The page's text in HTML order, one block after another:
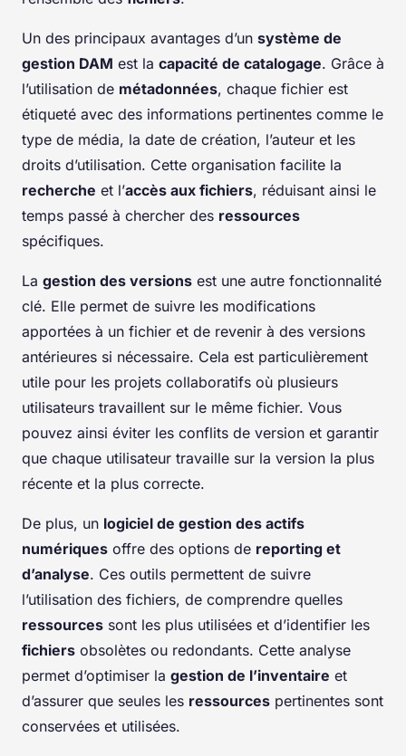
Un des principaux avantages d’un système de
gestion DAM est la capacité de catalogage. Grâce à
l’utilisation de métadonnées, chaque fichier est
étiqueté avec des informations pertinentes comme le
type de média, la date de création, l’auteur et les
droits d’utilisation. Cette organisation facilite la
recherche et l’accès aux fichiers, réduisant ainsi le
temps passé à chercher des ressources
spécifiques.
La gestion des versions est une autre fonctionnalité
clé. Elle permet de suivre les modifications
apportées à un fichier et de revenir à des versions
antérieures si nécessaire. Cela est particulièrement
utile pour les projets collaboratifs où plusieurs
utilisateurs travaillent sur le même fichier. Vous
pouvez ainsi éviter les conflits de version et garantir
que chaque utilisateur travaille sur la version la plus
récente et la plus correcte.
De plus, un logiciel de gestion des actifs
numériques offre des options de reporting et
d’analyse. Ces outils permettent de suivre
l’utilisation des fichiers, de comprendre quelles
ressources sont les plus utilisées et d’identifier les
fichiers obsolètes ou redondants. Cette analyse
permet d’optimiser la gestion de l’inventaire et
d’assurer que seules les ressources pertinentes sont
conservées et utilisées.